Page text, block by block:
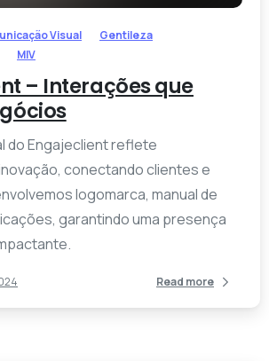
Visual
Gentileza
MIV
– Interações que
do Engajeclient reflete
conectando clientes e
logomarca, manual de
garantindo uma presença
Read more